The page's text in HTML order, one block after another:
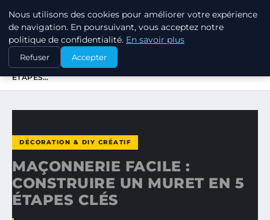
JARDINOTOP
ACCUEIL
DÉCORATION & DIY CRÉATIF
MAÇONNERIE FACILE : CONSTRUIRE UN MURET EN 5
ÉTAPES…
DÉCORATION & DIY CRÉATIF
MAÇONNERIE FACILE :
CONSTRUIRE UN MURET EN 5
ÉTAPES CLÉS
Nous utilisons des cookies pour améliorer votre expérience
de navigation. En poursuivant, vous acceptez notre
politique de confidentialité. En savoir plus
Refuser Accepter